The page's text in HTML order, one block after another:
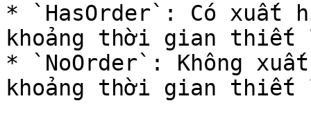
* `HasOrder`: Có xuất
khoảng thời gian thiết
* `NoOrder`: Không